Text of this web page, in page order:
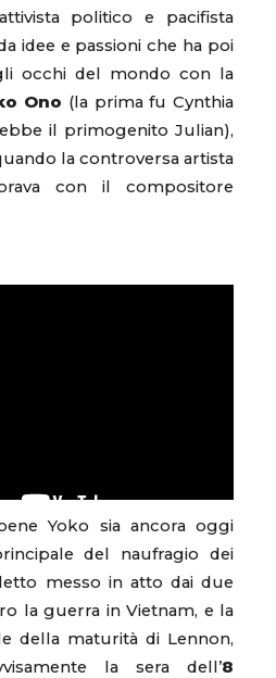
politico e pacifista
idee e passioni che ha poi
occhi del mondo con la
Ono (la prima fu Cynthia
il primogenito Julian),
la controversa artista
con il compositore
Yoko sia ancora oggi
del naufragio dei
messo in atto dai due
la guerra in Vietnam, e la
della maturità di Lennon,
la sera dell’8